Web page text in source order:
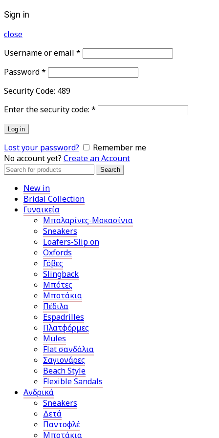
Sign in
close
Username or email *
Password*
Security Code: 489
Enter the security code: *
Log in
Lost your password?
Remember me
No account yet? Create an Account
Search
Search
New in
Bridal Collection
Γυναικεία
Μπαλαρίνες-Μοκασίνια
Sneakers
Loafers-Slip on
Oxfords
Γόβες
Slingback
Μπότες
Μποτάκια
Πέδιλα
Espadrilles
Πλατφόρμες
Mules
Flat σανδάλια
Σαγιονάρες
Beach Style
Flexible Sandals
Ανδρικά
Sneakers
Δετά
Παντοφλέ
Μποτάκια